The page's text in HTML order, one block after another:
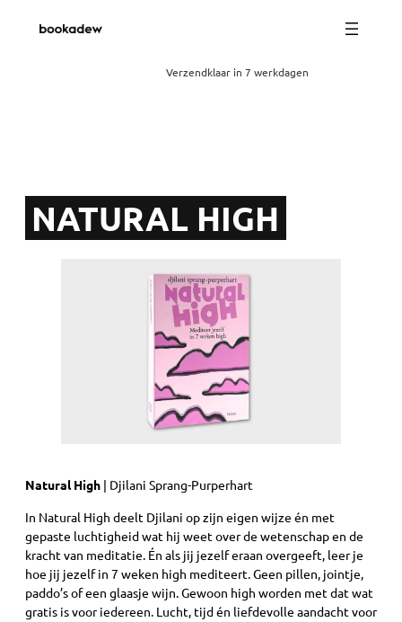
Verzendklaar in 7 werkdagen
NATURAL HIGH
Natural High | Djilani Sprang-Purperhart
In Natural High deelt Djilani op zijn eigen wijze én met
gepaste luchtigheid wat hij weet over de wetenschap en de
kracht van meditatie. Én als jij jezelf eraan overgeeft, leer je
hoe jij jezelf in 7 weken high mediteert. Geen pillen, jointje,
paddo’s of een glaasje wijn. Gewoon high worden met dat wat
gratis is voor iedereen. Lucht, tijd én liefdevolle aandacht voor